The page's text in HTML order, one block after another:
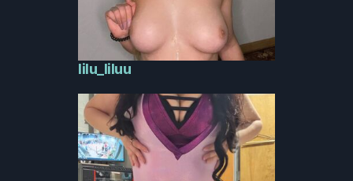
lilu_liluu